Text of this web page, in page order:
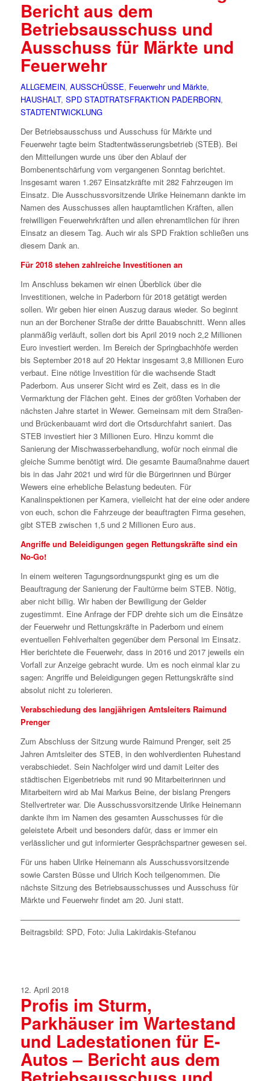
Bericht aus dem
Betriebsausschuss und
Ausschuss für Märkte und
Feuerwehr
ALLGEMEIN, AUSSCHÜSSE, Feuerwehr und Märkte,
HAUSHALT, SPD STADTRATSFRAKTION PADERBORN,
STADTENTWICKLUNG
Der Betriebsausschuss und Ausschuss für Märkte und
Feuerwehr tagte beim Stadtentwässerungsbetrieb (STEB). Bei
den Mitteilungen wurde uns über den Ablauf der
Bombenentschärfung vom vergangenen Sonntag berichtet.
Insgesamt waren 1.267 Einsatzkräfte mit 282 Fahrzeugen im
Einsatz. Die Ausschussvorsitzende Ulrike Heinemann dankte im
Namen des Ausschusses allen hauptamtlichen Kräften, allen
freiwilligen Feuerwehrkräften und allen ehrenamtlichen für ihren
Einsatz an diesem Tag. Auch wir als SPD Fraktion schließen uns
diesem Dank an.
Für 2018 stehen zahlreiche Investitionen an
Im Anschluss bekamen wir einen Überblick über die
Investitionen, welche in Paderborn für 2018 getätigt werden
sollen. Wir geben hier einen Auszug daraus wieder. So beginnt
nun an der Borchener Straße der dritte Bauabschnitt. Wenn alles
planmäßig verläuft, sollen dort bis April 2019 noch 2,2 Millionen
Euro investiert werden. Im Bereich der Springbachhöfe werden
bis September 2018 auf 20 Hektar insgesamt 3,8 Millionen Euro
verbaut. Eine nötige Investition für die wachsende Stadt
Paderborn. Aus unserer Sicht wird es Zeit, dass es in die
Vermarktung der Flächen geht. Eines der größten Vorhaben der
nächsten Jahre startet in Wewer. Gemeinsam mit dem Straßen-
und Brückenbauamt wird dort die Ortsdurchfahrt saniert. Das
STEB investiert hier 3 Millionen Euro. Hinzu kommt die
Sanierung der Mischwasserbehandlung, wofür noch einmal die
gleiche Summe benötigt wird. Die gesamte Baumaßnahme dauert
bis in das Jahr 2021 und wird für die Bürgerinnen und Bürger
Wewers eine erhebliche Belastung bedeuten. Für
Kanalinspektionen per Kamera, vielleicht hat der eine oder andere
von euch, schon die Fahrzeuge der beauftragten Firma gesehen,
gibt STEB zwischen 1,5 und 2 Millionen Euro aus.
Angriffe und Beleidigungen gegen Rettungskräfte sind ein
No-Go!
In einem weiteren Tagungsordnungspunkt ging es um die
Beauftragung der Sanierung der Faultürme beim STEB. Nötig,
aber nicht billig. Wir haben der Bewilligung der Gelder
zugestimmt. Eine Anfrage der FDP drehte sich um die Einsätze
der Feuerwehr und Rettungskräfte in Paderborn und einem
eventuellen Fehlverhalten gegenüber dem Personal im Einsatz.
Hier berichtete die Feuerwehr, dass in 2016 und 2017 jeweils ein
Vorfall zur Anzeige gebracht wurde. Um es noch einmal klar zu
sagen: Angriffe und Beleidigungen gegen Rettungskräfte sind
absolut nicht zu tolerieren.
Verabschiedung des langjährigen Amtsleiters Raimund
Prenger
Zum Abschluss der Sitzung wurde Raimund Prenger, seit 25
Jahren Amtsleiter des STEB, in den wohlverdienten Ruhestand
verabschiedet. Sein Nachfolger wird und damit Leiter des
städtischen Eigenbetriebs mit rund 90 Mitarbeiterinnen und
Mitarbeitern wird ab Mai Markus Beine, der bislang Prengers
Stellvertreter war. Die Ausschussvorsitzende Ulrike Heinemann
dankte ihm im Namen des gesamten Ausschusses für die
geleistete Arbeit und besonders dafür, dass er immer ein
verlässlicher und gut informierter Gesprächspartner gewesen sei.
Für uns haben Ulrike Heinemann als Ausschussvorsitzende
sowie Carsten Büsse und Ulrich Koch teilgenommen. Die
nächste Sitzung des Betriebsausschusses und Ausschuss für
Märkte und Feuerwehr findet am 20. Juni statt.
————————————————————————————
Beitragsbild: SPD, Foto: Julia Lakirdakis-Stefanou
12. April 2018
Profis im Sturm,
Parkhäuser im Wartestand
und Ladestationen für E-
Autos – Bericht aus dem